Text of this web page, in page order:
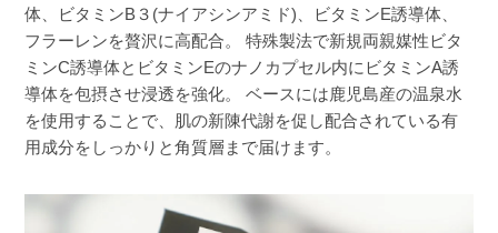
体、ビタミンB３(ナイアシンアミド)、ビタミンE誘導体、
フラーレンを贅沢に高配合。 特殊製法で新規両親媒性ビタ
ミンC誘導体とビタミンEのナノカプセル内にビタミンA誘
導体を包摂させ浸透を強化。 ベースには鹿児島産の温泉水
を使用することで、肌の新陳代謝を促し配合されている有
用成分をしっかりと角質層まで届けます。